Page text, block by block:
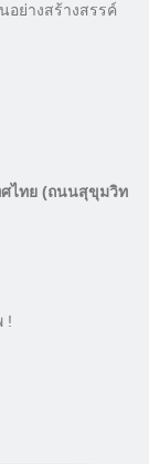
อย่างสร้างสรรค์
ไทย (ถนนสุขุมวิท
!